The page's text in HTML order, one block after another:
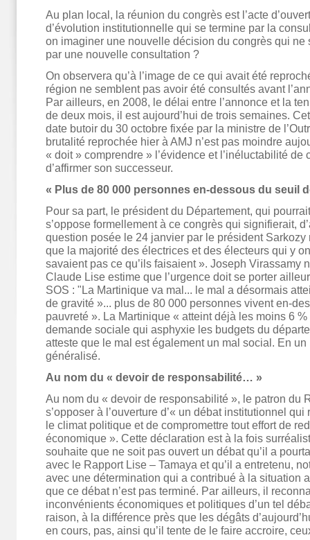
Au plan local, la réunion du congrès est l’acte
d’évolution institutionnelle qui se termine par la
on imaginer une nouvelle décision du congrès qui ne
par une nouvelle consultation ?
On observera qu’à l’image de ce qui avait été
région ne semblent pas avoir été consultés avant
Par ailleurs, en 2008, le délai entre l’annonce et la
de deux mois, il est aujourd’hui de trois semaines.
date butoir du 30 octobre fixée par la ministre de
brutalité reprochée hier à AMJ n’est pas moindre
« doit » comprendre » l’évidence et l’inéluctabilité de
d’affirmer son successeur.
« Plus de 80 000 personnes en-dessous du seuil
Pour sa part, le président du Département, qui
s’oppose formellement à ce congrès qui signifierait,
question posée le 24 janvier par le président Sarkozy
que la majorité des électrices et des électeurs qui y
savaient pas ce qu’ils faisaient ». Joseph Virassamy
Claude Lise estime que l’urgence doit se porter
SOS : "La Martinique va mal... le mal a désormais
de gravité »... plus de 80 000 personnes vivent en-
pauvreté ». La Martinique « atteint déjà les moins 6 %
demande sociale qui asphyxie les budgets du
atteste que le mal est également un mal social. En un
généralisé.
Au nom du « devoir de responsabilité… »
Au nom du « devoir de responsabilité », le patron du
s’opposer à l’ouverture d’« un débat institutionnel qui
le climat politique et de compromettre tout effort de
économique ». Cette déclaration est à la fois
souhaite que ne soit pas ouvert un débat qu’il a
avec le Rapport Lise – Tamaya et qu’il a entretenu,
avec une détermination qui a contribué à la situation
que ce débat n’est pas terminé. Par ailleurs, il
inconvénients économiques et politiques d’un tel
raison, à la différence près que les dégâts
en cours, pas, ainsi qu’il tente de le faire accroire,